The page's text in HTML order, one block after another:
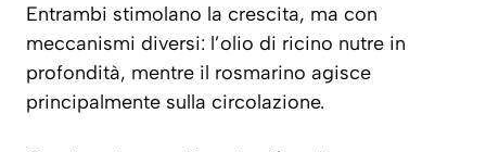
Entrambi stimolano la crescita, ma con
meccanismi diversi: l’olio di ricino nutre in
profondità, mentre il rosmarino agisce
principalmente sulla circolazione.